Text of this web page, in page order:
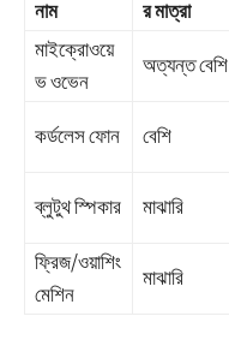
নাম
র মাত্রা
মাইক্রোওয়ে
ভ ওভেন
অত্যন্ত বেশি
কর্ডলেস ফোন বেশি
ব্লুটুথ স্পিকার মাঝারি
ফ্রিজ/ওয়াশিং
মেশিন
মাঝারি